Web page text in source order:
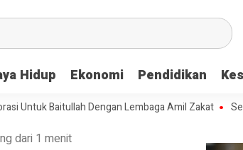
Hidup Ekonomi Pendidikan
Baitullah Dengan Lembaga Amil Zakat Serap
dari 1 menit